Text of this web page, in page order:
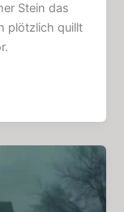
Stein das
plötzlich quillt